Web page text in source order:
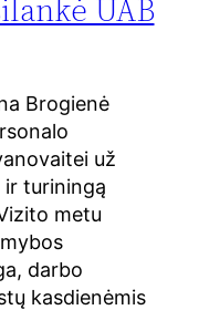
UAB
Brogienė
už
ir turiningą
metu
darbo
kasdienėmis